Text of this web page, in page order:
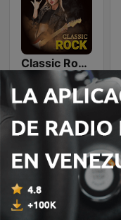
Classic Rock Station
80s Pop Vibes